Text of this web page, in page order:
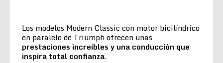
Los modelos Modern Classic con motor bicilíndrico
en paralelo de Triumph ofrecen unas
prestaciones increíbles y una conducción que
inspira total confianza.